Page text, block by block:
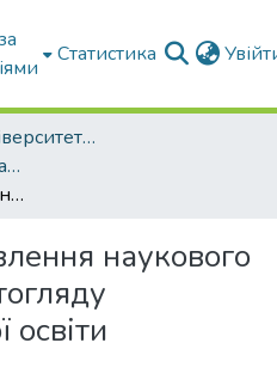
Статистика
ННІ загальноуніверситетської підготовки
кафедра Суспільно-гуманітарні науки
Проблема становлення наукового екологічного світогляду здобувачів вищої освіти
наукового
освіти